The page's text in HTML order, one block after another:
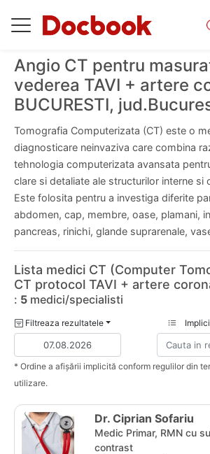
Angio CT pentru
vederea TAVI + artere
BUCURESTI,
Tomografia Computerizata (CT) este o
diagnosticare neinvaziva care combina
tehnologia computerizata avansata
clare si detaliate ale structurilor interne si
Este folosita pentru a investiga diferite
abdomen, cap, membre, oase, plamani,
pancreas, rinichi, glande suprarenale,
Lista medici CT (Computer
CT protocol TAVI + artere
: 5 medici/specialisti
Filtreaza rezultatele
* Ordine a afișării implicită conform regulilor din
utilizare.
Dr. Ciprian Sofariu
Medic Primar, RMN cu
contrast